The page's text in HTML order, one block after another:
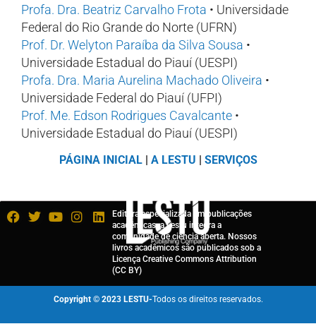
Profa. Dra. Beatriz Carvalho Frota • Universidade
Federal do Rio Grande do Norte (UFRN)
Prof. Dr. Welyton Paraíba da Silva Sousa •
Universidade Estadual do Piauí (UESPI)
Profa. Dra. Maria Aurelina Machado Oliveira •
Universidade Federal do Piauí (UFPI)
Prof. Me. Edson Rodrigues Cavalcante •
Universidade Estadual do Piauí (UESPI)
PÁGINA INICIAL| A LESTU SERVIÇOS
Editora especializada em publicações
acadêmicas, a Lestu integra a
comunidade de ciência aberta. Nossos
livros acadêmicos são publicados sob a
Licença Creative Commons Attribution
(CC BY)
Copyright © 2023 LESTU-Todos os direitos reservados.